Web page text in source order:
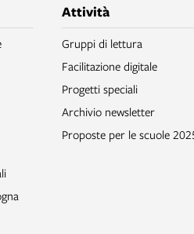
Attività
Gruppi di lettura
Facilitazione digitale
Progetti speciali
Archivio newsletter
Proposte per le scuole